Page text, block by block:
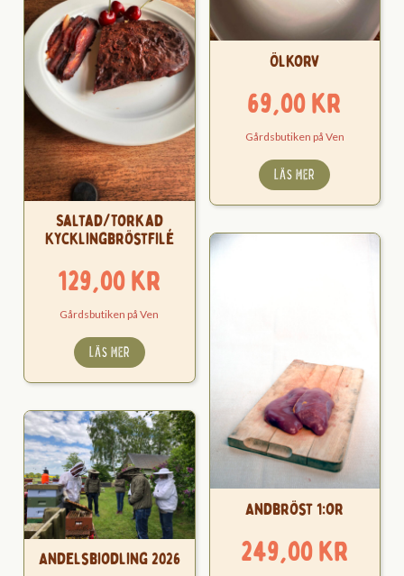
Ölkorv
69,00kr
Gårdsbutiken på Ven
LÄS MER
Saltad/Torkad
Kycklingbröstfilé
129,00kr
Gårdsbutiken på Ven
LÄS MER
Andbröst 1:or
249,00kr
Andelsbiodling 2026